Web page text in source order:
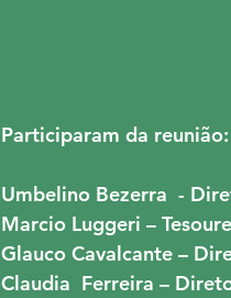
Participaram da reunião:
Umbelino Bezerra  -
Marcio Luggeri –
Glauco Cavalcante –
Claudia  Ferreira –